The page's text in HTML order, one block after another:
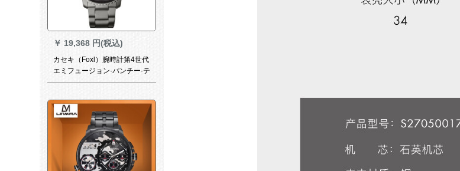
￥ 19,368 円(税込)
カセキ（Foxl）腕時計第4世代
エミフュージョン·パンチー·テ
ーター·パンチー·ニュー多機能
営腕時計FTW 40